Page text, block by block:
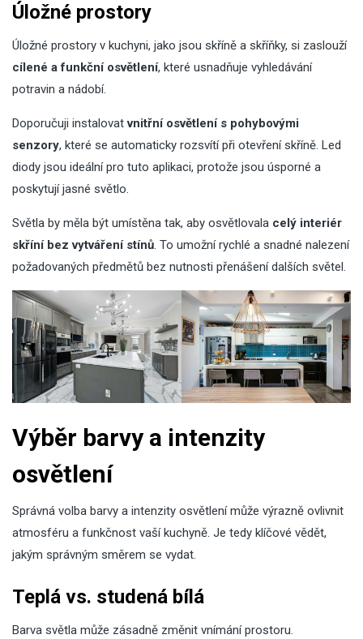
Úložné prostory
Úložné prostory v kuchyni, jako jsou skříně a skříňky, si zaslouží
cílené a funkční osvětlení, které usnadňuje vyhledávání
potravin a nádobí.
Doporučuji instalovatvnitřní osvětlení s pohybovými
senzory, které se automaticky rozsvítí při otevření skříně. Led
diody jsou ideální pro tuto aplikaci, protože jsou úsporné a
poskytují jasné světlo.
Světla by měla být umístěna tak, aby osvětlovala celý interiér
skříní bez vytváření stínů. To umožní rychlé a snadné nalezení
požadovaných předmětů bez nutnosti přenášení dalších světel.
Výběr barvy a intenzity
osvětlení
Správná volba barvy a intenzity osvětlení může výrazně ovlivnit
atmosféru a funkčnost vaší kuchyně. Je tedy klíčové vědět,
jakým správným směrem se vydat.
Teplá vs. studená bílá
Barva světla může zásadně změnit vnímání prostoru.